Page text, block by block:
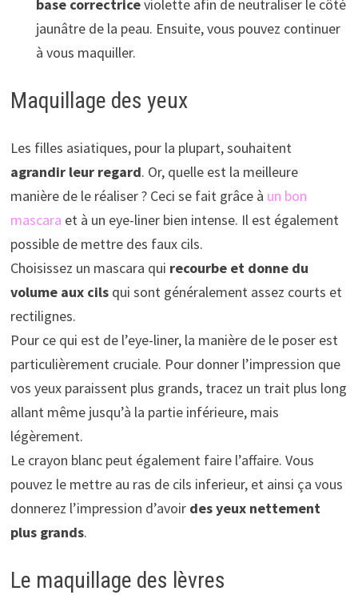
base correctriceviolette afin de neutraliser le côté
jaunâtre de la peau. Ensuite, vous pouvez continuer
à vous maquiller.
Maquillage des yeux
Les filles asiatiques, pour la plupart, souhaitent
agrandir leur regard. Or, quelle est la meilleure
manière de le réaliser ? Ceci se fait grâce à un bon
mascara et à un eye-liner bien intense. Il est également
possible de mettre des faux cils.
Choisissez un mascara qui recourbe et donne du
volume aux cils qui sont généralement assez courts et
rectilignes.
Pour ce qui est de l’eye-liner, la manière de le poser est
particulièrement cruciale. Pour donner l’impression que
vos yeux paraissent plus grands, tracez un trait plus long
allant même jusqu’à la partie inférieure, mais
légèrement.
Le crayon blanc peut également faire l’affaire. Vous
pouvez le mettre au ras de cils inferieur, et ainsi ça vous
donnerez l’impression d’avoir des yeux nettement
plus grands.
Le maquillage des lèvres